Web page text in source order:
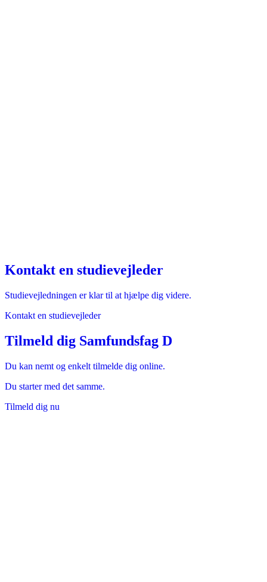
Kontakt en studievejleder
Studievejledningen er klar til at hjælpe dig videre.
Kontakt en studievejleder
Tilmeld dig Samfundsfag D
Du kan nemt og enkelt tilmelde dig online.
Du starter med det samme.
Tilmeld dig nu